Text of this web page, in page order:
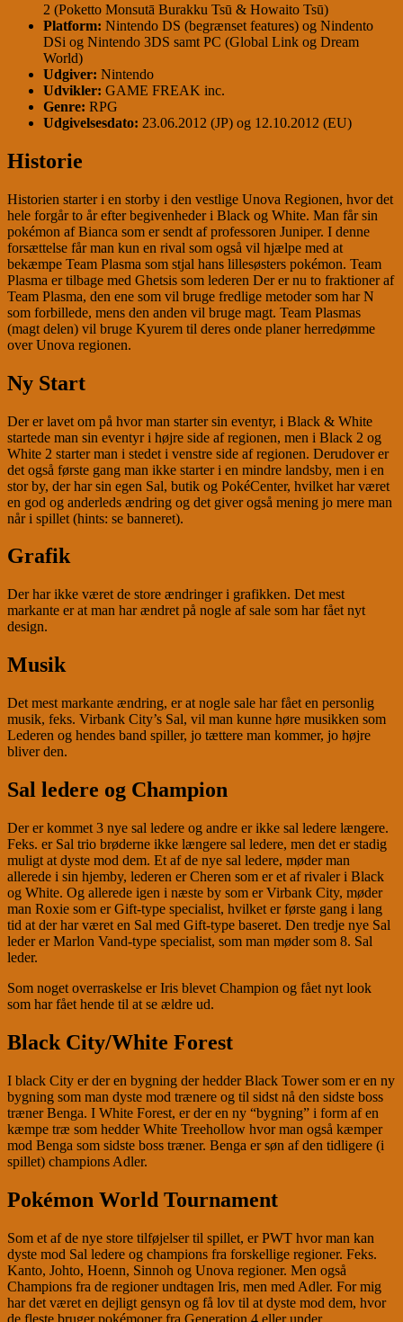
2 (Poketto Monsutā Burakku Tsū & Howaito Tsū)
Platform: Nintendo DS (begrænset features) og Nindento
DSi og Nintendo 3DS samt PC (Global Link og Dream
World)
Udgiver: Nintendo
Udvikler: GAME FREAK inc.
Genre: RPG
Udgivelsesdato: 23.06.2012 (JP) og 12.10.2012 (EU)
Historie
Historien starter i en storby i den vestlige Unova Regionen, hvor det
hele forgår to år efter begivenheder i Black og White. Man får sin
pokémon af Bianca som er sendt af professoren Juniper. I denne
forsættelse får man kun en rival som også vil hjælpe med at
bekæmpe Team Plasma som stjal hans lillesøsters pokémon. Team
Plasma er tilbage med Ghetsis som lederen Der er nu to fraktioner af
Team Plasma, den ene som vil bruge fredlige metoder som har N
som forbillede, mens den anden vil bruge magt. Team Plasmas
(magt delen) vil bruge Kyurem til deres onde planer herredømme
over Unova regionen.
Ny Start
Der er lavet om på hvor man starter sin eventyr, i Black & White
startede man sin eventyr i højre side af regionen, men i Black 2 og
White 2 starter man i stedet i venstre side af regionen. Derudover er
det også første gang man ikke starter i en mindre landsby, men i en
stor by, der har sin egen Sal, butik og PokéCenter, hvilket har været
en god og anderleds ændring og det giver også mening jo mere man
når i spillet (hints: se banneret).
Grafik
Der har ikke været de store ændringer i grafikken. Det mest
markante er at man har ændret på nogle af sale som har fået nyt
design.
Musik
Det mest markante ændring, er at nogle sale har fået en personlig
musik, feks. Virbank City’s Sal, vil man kunne høre musikken som
Lederen og hendes band spiller, jo tættere man kommer, jo højre
bliver den.
Sal ledere og Champion
Der er kommet 3 nye sal ledere og andre er ikke sal ledere længere.
Feks. er Sal trio brøderne ikke længere sal ledere, men det er stadig
muligt at dyste mod dem. Et af de nye sal ledere, møder man
allerede i sin hjemby, lederen er Cheren som er et af rivaler i Black
og White. Og allerede igen i næste by som er Virbank City, møder
man Roxie som er Gift-type specialist, hvilket er første gang i lang
tid at der har været en Sal med Gift-type baseret. Den tredje nye Sal
leder er Marlon Vand-type specialist, som man møder som 8. Sal
leder.
Som noget overraskelse er Iris blevet Champion og fået nyt look
som har fået hende til at se ældre ud.
Black City/White Forest
I black City er der en bygning der hedder Black Tower som er en ny
bygning som man dyste mod trænere og til sidst nå den sidste boss
træner Benga. I White Forest, er der en ny “bygning” i form af en
kæmpe træ som hedder White Treehollow hvor man også kæmper
mod Benga som sidste boss træner. Benga er søn af den tidligere (i
spillet) champions Adler.
Pokémon World Tournament
Som et af de nye store tilføjelser til spillet, er PWT hvor man kan
dyste mod Sal ledere og champions fra forskellige regioner. Feks.
Kanto, Johto, Hoenn, Sinnoh og Unova regioner. Men også
Champions fra de regioner undtagen Iris, men med Adler. For mig
har det været en dejligt gensyn og få lov til at dyste mod dem, hvor
de fleste bruger pokémoner fra Generation 4 eller under.